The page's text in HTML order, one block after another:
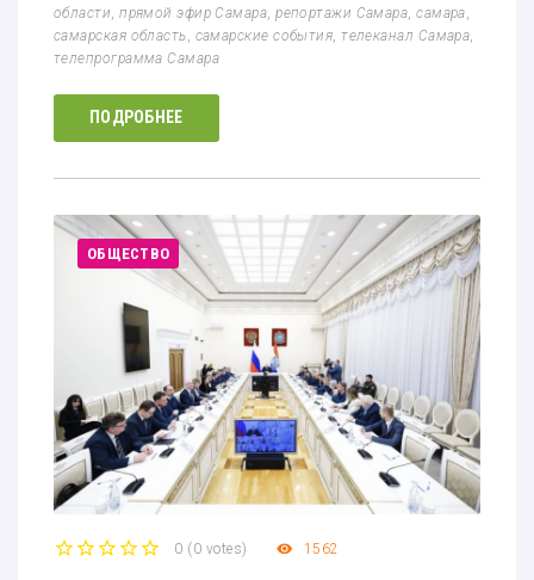
области,прямой эфир Самара,репортажи Самара,самара,
самарская область, самарские события,телеканал Самара,
телепрограмма Самара
ПОДРОБНЕЕ
ОБЩЕСТВО
0 ( 0 votes) 1562